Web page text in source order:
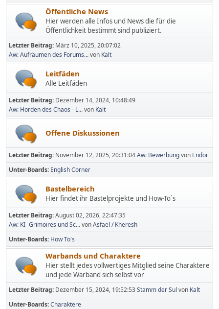
Öffentliche News
Hier werden alle Infos und News die für die
Öffentlichkeit bestimmt sind publiziert.
Letzter Beitrag: März 10, 2025, 20:07:02
Aw: Aufräumen des Forums...von Kalt
Leitfäden
Alle Leitfäden
Letzter Beitrag: Dezember 14, 2024, 10:48:49
Aw: Horden des Chaos - L...von Kalt
Offene Diskussionen
Letzter Beitrag: November 12, 2025, 20:31:04Aw: Bewerbungvon Endor
Unter-Boards English Corner
Bastelbereich
Hier findet ihr Bastelprojekte und How-To´s
Letzter Beitrag:August 02, 2026, 22:47:35
Aw: KI- Grimoires und Sc...vonAsfael / Kheresh
Unter-Boards How To's
Warbands und Charaktere
Hier stellt jedes vollwertiges Mitglied seine Charaktere
und jede Warband sich selbst vor
Letzter Beitrag: Dezember 15, 2024, 19:52:53Stamm der Sul von Kalt
Unter-Boards Charaktere